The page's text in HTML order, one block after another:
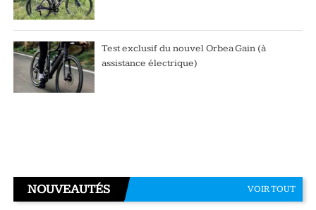
Test exclusif du nouvel Orbea Gain (à
assistance électrique)
NOUVEAUTÉS VOIR TOUT